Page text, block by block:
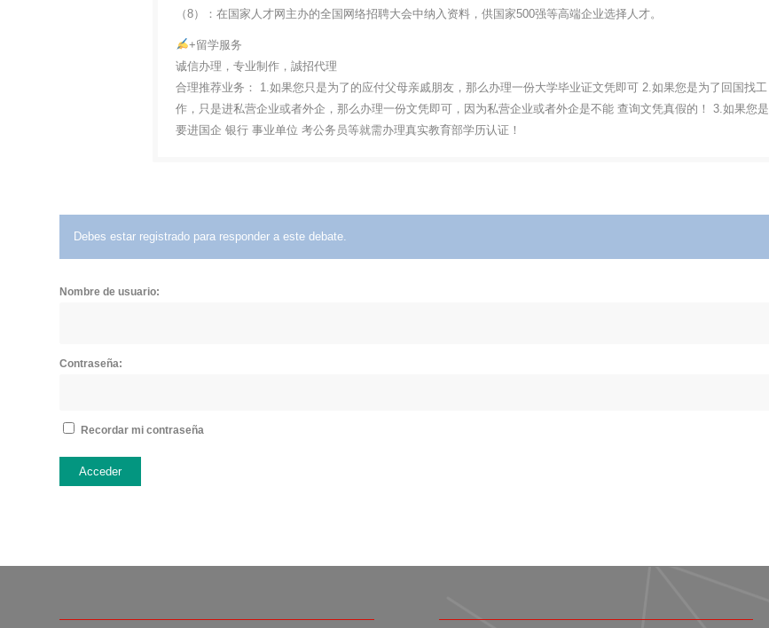
（8）：在国家人才网主办的全国网络招聘大会中纳入资料，供国家500强等高端企业选择人才。
+留学服务
诚信办理，专业制作，誠招代理
合理推荐业务： 1.如果您只是为了的应付父母亲戚朋友，那么办理一份大学毕业证文凭即可 2.如果您是为了回国找工
作，只是进私营企业或者外企，那么办理一份文凭即可，因为私营企业或者外企是不能 查询文凭真假的！ 3.如果您是
要进国企 银行 事业单位 考公务员等就需办理真实教育部学历认证！
Debes estar registrado para responder a este debate.
Nombre de usuario:
Contraseña:
Recordar mi contraseña
Acceder